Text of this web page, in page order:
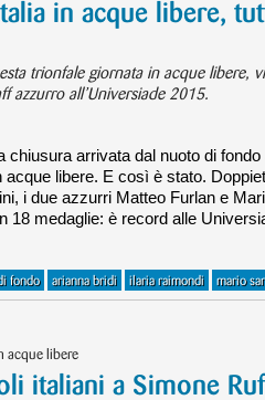
in acque libere,
trionfale giornata in acque libere,
azzurro all’Universiade 2015.
chiusura arrivata dal nuoto di
libere. E così è stato.
i due azzurri Matteo Furlan e
18 medaglie: è record alle
fondo arianna bridi ilaria raimondi mario
acque libere
italiani a Simone